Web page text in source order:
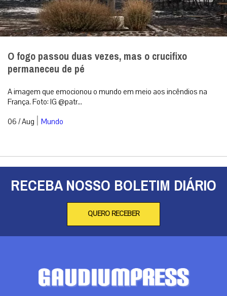
O fogo passou duas vezes, mas o crucifixo
permaneceu de pé
A imagem que emocionou o mundo em meio aos incêndios na
França. Foto: IG @patr...
06 / Aug | Mundo
RECEBA NOSSO BOLETIM DIÁRIO
QUERO RECEBER